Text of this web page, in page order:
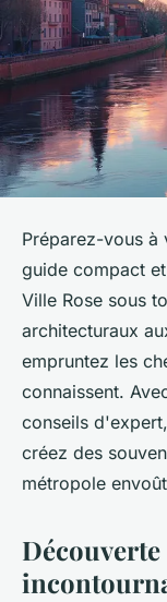
Préparez-vous à
guide compact
Ville Rose sous
architecturaux
empruntez les
connaissent.
conseils
créez des
métropole